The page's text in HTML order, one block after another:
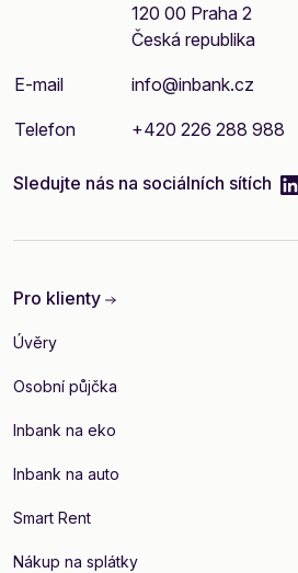
120 00 Praha 2
Česká republika
E-mail info@inbank.cz
Telefon +420 226 288 988
Sledujte nás na sociálních sítích
Pro klienty
Úvěry
Osobní půjčka
Inbank na eko
Inbank na auto
Smart Rent
Nákup na splátky